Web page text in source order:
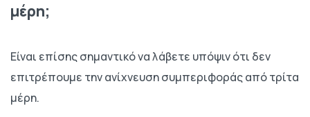
μέρη;
Είναι επίσης σημαντικό να λάβετε υπόψιν ότι δεν
επιτρέπουμε την ανίχνευση συμπεριφοράς από τρίτα
μέρη.